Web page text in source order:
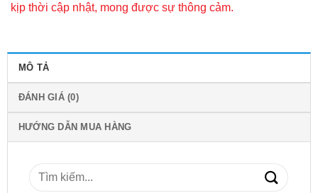
kịp thời cập nhật, mong được sự thông cảm.
MÔ TẢ
ĐÁNH GIÁ (0)
HƯỚNG DẪN MUA HÀNG
Tìm